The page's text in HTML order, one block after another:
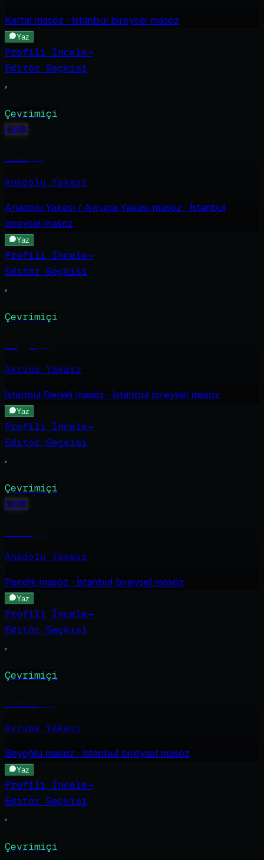
Kartalmasöz · İstanbul bireysel masöz
Yaz
Profili İncele→
Editör Seçkisi
Çevrimiçi
VVIP
Anadolu Yakası
Anadolu Yakası / Avrupa Yakasımasöz · İstanbul
bireysel masöz
Yaz
Profili İncele→
Editör Seçkisi
Çevrimiçi
Avrupa Yakası
İstanbul Genelimasöz · İstanbul bireysel masöz
Yaz
Profili İncele→
Editör Seçkisi
Çevrimiçi
VVIP
Anadolu Yakası
Pendik masöz · İstanbul bireysel masöz
Yaz
Profili İncele→
Editör Seçkisi
Çevrimiçi
Avrupa Yakası
Beyoğlumasöz · İstanbul bireysel masöz
Yaz
Profili İncele→
Editör Seçkisi
Çevrimiçi